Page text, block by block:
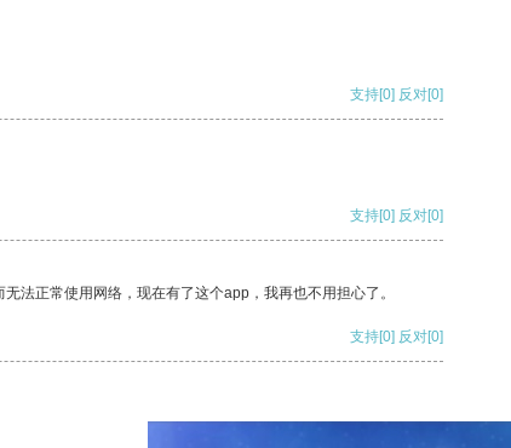
支持[0] 反对[0]
支持[0] 反对[0]
法正常使用网络，现在有了这个app，我再也不用担心了。
支持[0] 反对[0]